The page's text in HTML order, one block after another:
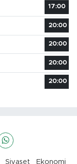
17:00
20:00
20:00
20:00
20:00
Siyaset
Ekonomi